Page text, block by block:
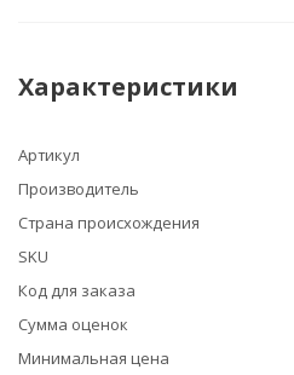
Характеристики
Артикул
Производитель
Страна происхождения
SKU
Код для заказа
Сумма оценок
Минимальная цена